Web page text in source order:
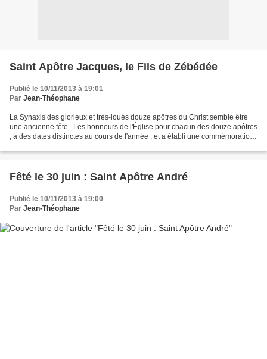
Saint Apôtre Jacques, le Fils de Zébédée
Publié le 10/11/2013 à 19:01
Par Jean-Théophane
La Synaxis des glorieux et très-loués douze apôtres du Christ semble être
une ancienne fête . Les honneurs de l'Église pour chacun des douze apôtres
, à des dates distinctes au cours de l'année , et a établi une commémoration
Fêté le 30 juin : Saint Apôtre André
Publié le 10/11/2013 à 19:00
Par Jean-Théophane